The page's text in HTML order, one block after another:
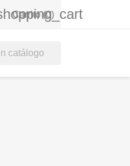
Carrito (0)